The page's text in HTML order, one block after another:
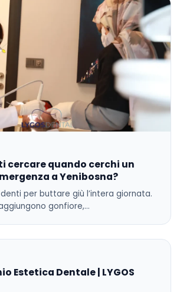
cercare quando cerchi un
a Yenibosna?
per buttare giù l’intera giornata.
gonfiore,…
Estetica Dentale | LYGOS